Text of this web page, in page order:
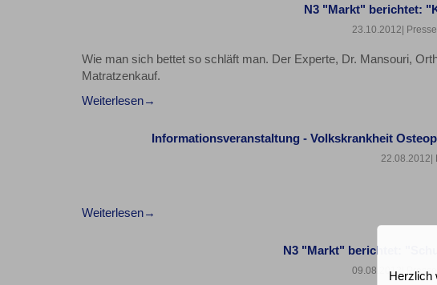
N3 "Markt" berichtet:
23.10.2012|
Wie man sich bettet so schläft man. Der Experte, Dr. Mansouri,
Matratzenkauf.
Weiterlesen
Informationsveranstaltung - Volkskrankheit
22.08.2012|
Weiterlesen
N3 "Markt" berichtet:
09.08.2012 |
Herzlich